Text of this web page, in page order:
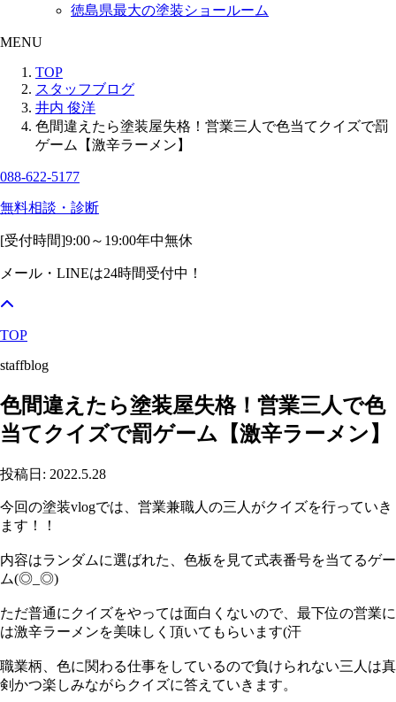
徳島県最大の塗装ショールーム
MENU
TOP
スタッフブログ
井内 俊洋
色間違えたら塗装屋失格！営業三人で色当てクイズで罰
ゲーム【激辛ラーメン】
088-622-5177
無料相談・診断
[受付時間]9:00～19:00年中無休
メール・LINEは24時間受付中！
TOP
staffblog
色間違えたら塗装屋失格！営業三人で色
当てクイズで罰ゲーム【激辛ラーメン】
投稿日: 2022.5.28
今回の塗装vlogでは、営業兼職人の三人がクイズを行っていき
ます！！
内容はランダムに選ばれた、色板を見て式表番号を当てるゲー
ム(◎_◎)
ただ普通にクイズをやっては面白くないので、最下位の営業に
は激辛ラーメンを美味しく頂いてもらいます(汗
職業柄、色に関わる仕事をしているので負けられない三人は真
剣かつ楽しみながらクイズに答えていきます。